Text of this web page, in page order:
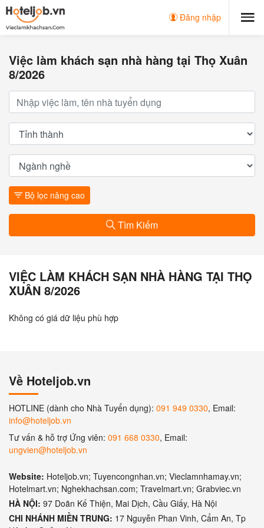
Đăng nhập
Việc làm khách sạn nhà hàng tại Thọ Xuân
8/2026
Bộ lọc nâng cao
Tìm Kiếm
VIỆC LÀM KHÁCH SẠN NHÀ HÀNG TẠI THỌ
XUÂN 8/2026
Không có giá dữ liệu phù hợp
Về Hoteljob.vn
HOTLINE (dành cho Nhà Tuyển dụng): 091 949 0330, Email:
info@hoteljob.vn
Tư vấn & hỗ trợ Ứng viên: 091 668 0330, Email:
ungvien@hoteljob.vn
Website: Hoteljob.vn; Tuyencongnhan.vn; Vieclamnhamay.vn;
Hotelmart.vn; Nghekhachsan.com; Travelmart.vn; Grabviec.vn
HÀ NỘI: 97 Doãn Kế Thiện, Mai Dịch, Cầu Giấy, Hà Nội
CHI NHÁNH MIỀN TRUNG: 17 Nguyễn Phan Vinh, Cẩm An, Tp